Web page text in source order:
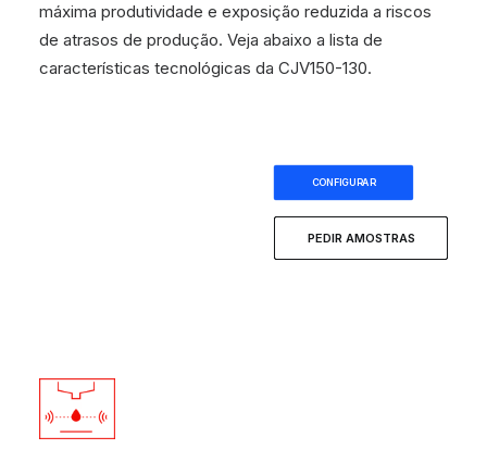
máxima produtividade e exposição reduzida a riscos
de atrasos de produção. Veja abaixo a lista de
características tecnológicas da CJV150-130.
CONFIGURAR
PEDIR AMOSTRAS